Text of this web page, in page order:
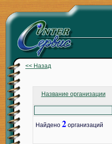
<< Назад
Название организации
Найдено 2 организаций